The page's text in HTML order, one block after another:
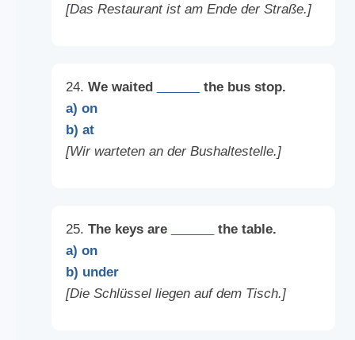
[Das Restaurant ist am Ende der Straße.]
24. We waited
the bus stop.
a) on
b) at
[Wir warteten an der Bushaltestelle.]
25. The keys are
the table.
a) on
b) under
[Die Schlüssel liegen auf dem Tisch.]